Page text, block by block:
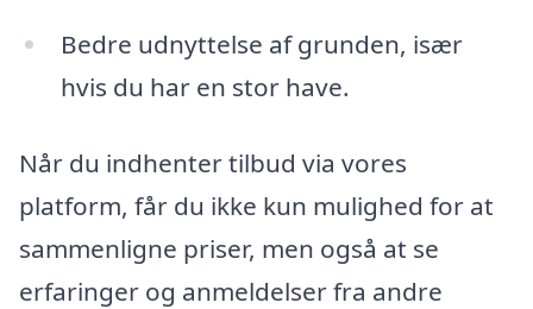
Bedre udnyttelse af grunden, især
hvis du har en stor have.
Når du indhenter tilbud via vores
platform, får du ikke kun mulighed for at
sammenligne priser, men også at se
erfaringer og anmeldelser fra andre